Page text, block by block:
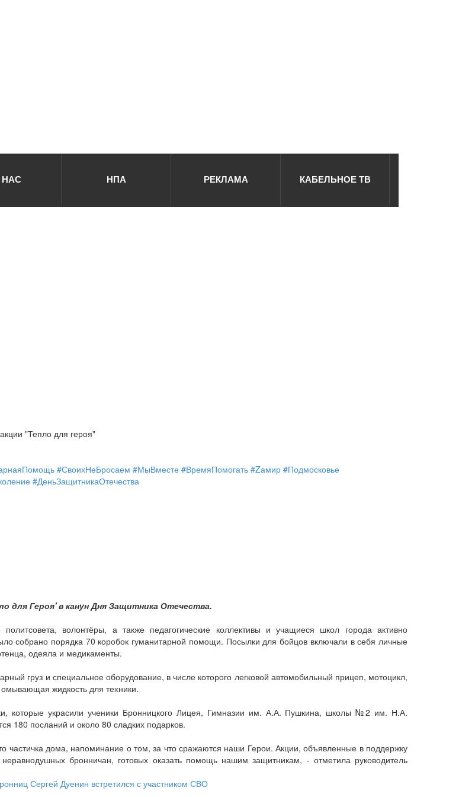
НПА РЕКЛАМА КАБЕЛЬНОЕ ТВ
"Тепло для героя"
#СвоихНеБросаем #МыВместе #ВремяПомогать #Zамир #Подмосковье
#ДеньЗащитникаОтечества
для Героя' в канун Дня Защитника Отечества.
волонтёры, а также педагогические коллективы и учащиеся школ города активно
собрано порядка 70 коробок гуманитарной помощи. Посылки для бойцов включали в себя личные
одеяла и медикаменты.
груз и специальное оборудование, в числе которого легковой автомобильный прицеп, мотоцикл,
жидкость для техники.
которые украсили ученики Бронницкого Лицея, Гимназии им. А.А. Пушкина, школы №2 им. Н.А.
180 посланий и около 80 сладких подарков.
частичка дома, напоминание о том, за что сражаются наши Герои. Акции, объявленные в поддержку
бронничан, готовых оказать помощь нашим защитникам, - отметила руководитель
Сергей Дуенин встретился с участником СВО